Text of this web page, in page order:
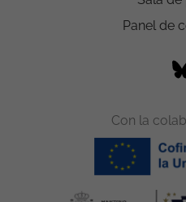
Panel de
Con la